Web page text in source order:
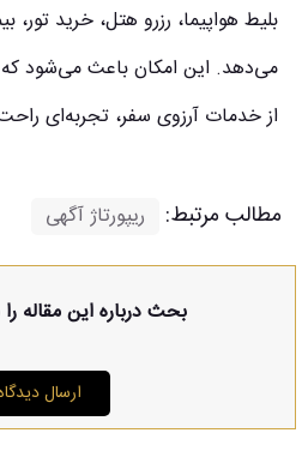
بلیط هواپیما، رزرو هتل، خرید تور،
می‌دهد. این امکان باعث می‌شود که
از خدمات آرزوی سفر، تجربه‌ای
مطالب مرتبط: ریپورتاژ آگهی
بحث درباره این مقاله
ارسال